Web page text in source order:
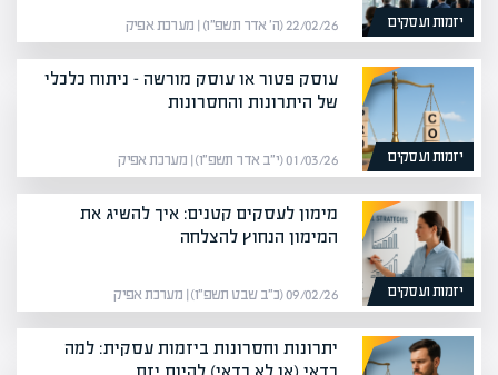
יזמות ועסקים 22/02/26 (ה׳ אדר תשפ״ו) | מערכת אפיק
יזמות ועסקים
עוסק פטור או עוסק מורשה – ניתוח כלכלי
של היתרונות והחסרונות
01/03/26 (י״ב אדר תשפ״ו) | מערכת אפיק
יזמות ועסקים
מימון לעסקים קטנים: איך להשיג את
המימון הנחוץ להצלחה
09/02/26 (כ״ב שבט תשפ״ו) | מערכת אפיק
יתרונות וחסרונות ביזמות עסקית: למה